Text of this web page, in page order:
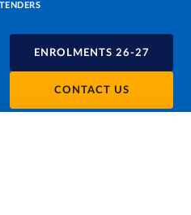
ENROLMENTS 26-27
CONTACT US